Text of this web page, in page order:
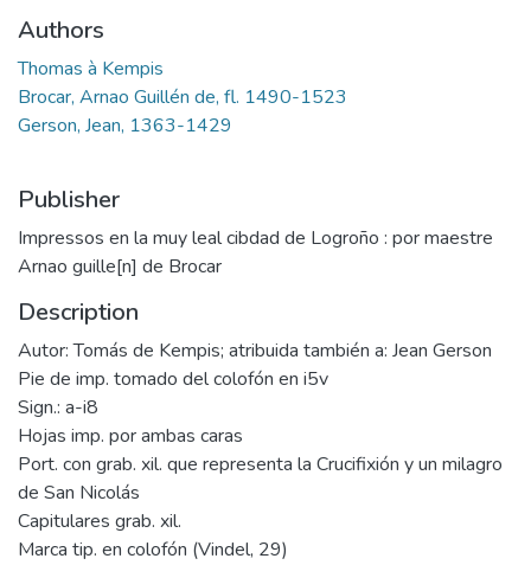
Authors
Thomas à Kempis
Brocar, Arnao Guillén de, fl. 1490-1523
Gerson, Jean, 1363-1429
Publisher
Impressos en la muy leal cibdad de Logroño : por maestre
Arnao guille[n] de Brocar
Description
Autor: Tomás de Kempis; atribuida también a: Jean Gerson
Pie de imp. tomado del colofón en i5v
Sign.: a-i8
Hojas imp. por ambas caras
Port. con grab. xil. que representa la Crucifixión y un milagro
de San Nicolás
Capitulares grab. xil.
Marca tip. en colofón (Vindel, 29)